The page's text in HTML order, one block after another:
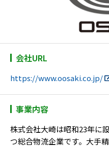
会社URL
https://www.oosaki.co.jp/
事業内容
株式会社大崎は昭和23年に
つ総合物流企業です。大手